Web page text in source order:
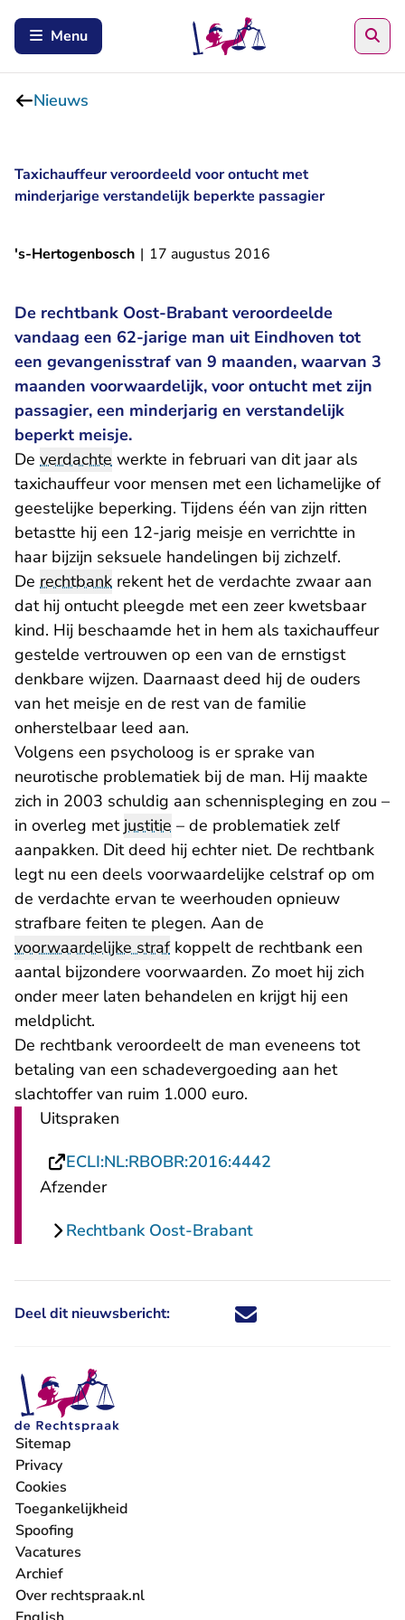
Menu
Nieuws
Taxichauffeur veroordeeld voor ontucht met
minderjarige verstandelijk beperkte passagier
's-Hertogenbosch | 17 augustus 2016
De rechtbank Oost-Brabant veroordeelde
vandaag een 62-jarige man uit Eindhoven tot
een gevangenisstraf van 9 maanden, waarvan 3
maanden voorwaardelijk, voor ontucht met zijn
passagier, een minderjarig en verstandelijk
beperkt meisje.
De verdachte werkte in februari van dit jaar als
taxichauffeur voor mensen met een lichamelijke of
geestelijke beperking. Tijdens één van zijn ritten
betastte hij een 12-jarig meisje en verrichtte in
haar bijzijn seksuele handelingen bij zichzelf.
De rechtbank rekent het de verdachte zwaar aan
dat hij ontucht pleegde met een zeer kwetsbaar
kind. Hij beschaamde het in hem als taxichauffeur
gestelde vertrouwen op een van de ernstigst
denkbare wijzen. Daarnaast deed hij de ouders
van het meisje en de rest van de familie
onherstelbaar leed aan.
Volgens een psycholoog is er sprake van
neurotische problematiek bij de man. Hij maakte
zich in 2003 schuldig aan schennispleging en zou –
in overleg met justitie – de problematiek zelf
aanpakken. Dit deed hij echter niet. De rechtbank
legt nu een deels voorwaardelijke celstraf op om
de verdachte ervan te weerhouden opnieuw
strafbare feiten te plegen. Aan de
voorwaardelijke strafkoppelt de rechtbank een
aantal bijzondere voorwaarden. Zo moet hij zich
onder meer laten behandelen en krijgt hij een
meldplicht.
De rechtbank veroordeelt de man eveneens tot
betaling van een schadevergoeding aan het
slachtoffer van ruim 1.000 euro.
Uitspraken
ECLI:NL:RBOBR:2016:4442
Afzender
Rechtbank Oost-Brabant
Deel dit nieuwsbericht: Deel dit nieuwsbericht via X -
Deel dit nieuwsbericht via
Deel dit nieuwsbericht
Deel dit
Sitemap
Privacy
Cookies
Toegankelijkheid
Spoofing
Vacatures
- U verlaat Rechtspraak.nl
Archief
Over rechtspraak.nl